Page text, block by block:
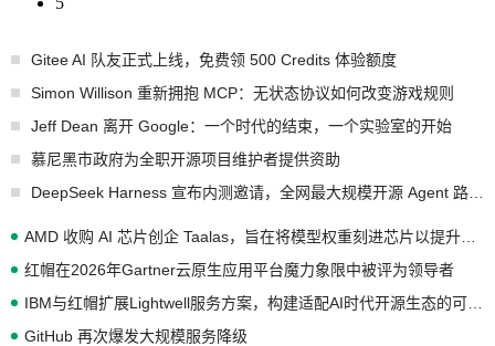
Gitee AI 队友正式上线，免费领 500 Credits 体验额度
Simon Willison 重新拥抱 MCP：无状态协议如何改变游戏规则
Jeff Dean 离开 Google：一个时代的结束，一个实验室的开始
慕尼黑市政府为全职开源项目维护者提供资助
红帽在2026年Gartner云原生应用平台魔力象限中被评为领导者
GitHub 再次爆发大规模服务降级